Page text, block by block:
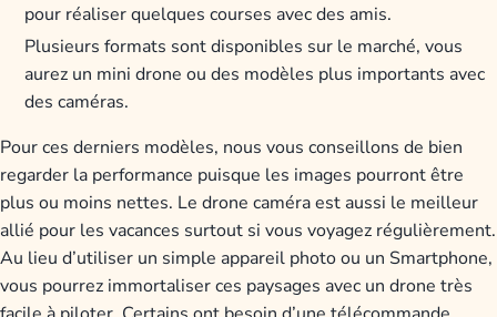
pour réaliser quelques courses avec des amis.
Plusieurs formats sont disponibles sur le marché, vous
aurez un mini drone ou des modèles plus importants avec
des caméras.
Pour ces derniers modèles, nous vous conseillons de bien
regarder la performance puisque les images pourront être
plus ou moins nettes. Le drone caméra est aussi le meilleur
allié pour les vacances surtout si vous voyagez régulièrement.
Au lieu d’utiliser un simple appareil photo ou un Smartphone,
vous pourrez immortaliser ces paysages avec un drone très